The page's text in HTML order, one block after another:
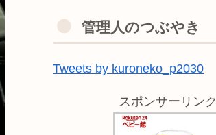
管理人のつぶやき
Tweets by kuroneko_p2030
スポンサーリンク